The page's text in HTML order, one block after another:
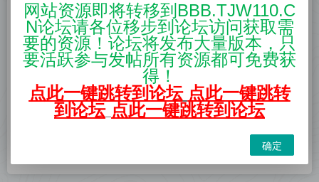
游戏称号素材 网游单机 魔域
传奇素材
魔域网页后台 1655玩家后台
独立后台
易语言魔域通讯加解密算法源
网站资源即将转移到BBB.TJW110.C
N论坛请各位移步到论坛访问获取需
要的资源！论坛将发布大量版本，只
要活跃参与发帖所有资源都可免费获
得！
点此一键跳转到论坛 点此一键跳转
到论坛 点此一键跳转到论坛
确定